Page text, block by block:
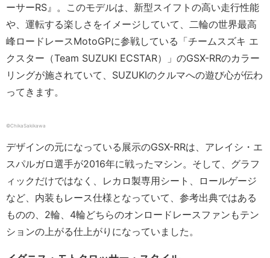
ーサーRS』。このモデルは、新型スイフトの高い走行性能
や、運転する楽しさをイメージしていて、二輪の世界最高
峰ロードレースMotoGPに参戦している「チームスズキ エ
クスター（Team SUZUKI ECSTAR）」のGSX-RRのカラー
リングが施されていて、SUZUKIのクルマへの遊び心が伝わ
ってきます。
©ChikaSakikawa
デザインの元になっている展示のGSX-RRは、アレイシ・エ
スパルガロ選手が2016年に戦ったマシン。そして、グラフ
ィックだけではなく、レカロ製専用シート、ロールゲージ
など、内装もレース仕様となっていて、参考出典ではある
ものの、2輪、4輪どちらのオンロードレースファンもテン
ションの上がる仕上がりになっていました。